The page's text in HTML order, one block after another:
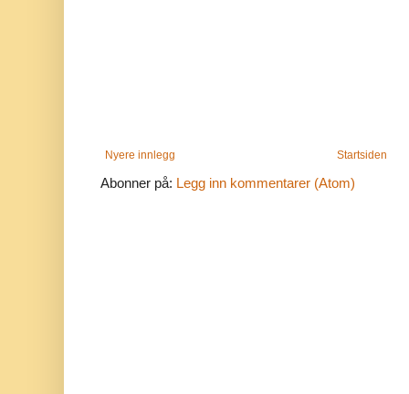
Nyere innlegg Startsiden
Abonner på: Legg inn kommentarer (Atom)